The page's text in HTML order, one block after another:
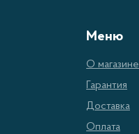
Меню
О магазине
Гарантия
Доставка
Оплата